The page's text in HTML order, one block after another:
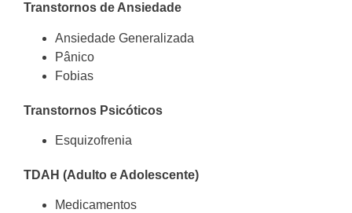
Transtornos de Ansiedade
Ansiedade Generalizada
Pânico
Fobias
Transtornos Psicóticos
Esquizofrenia
TDAH (Adulto e Adolescente)
Medicamentos